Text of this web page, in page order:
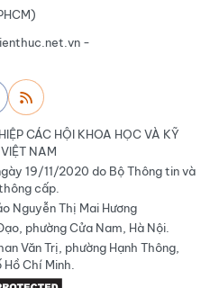
-
CÁC HỘI KHOA HỌC VÀ KỸ
NAM
19/11/2020 do Bộ Thông tin và
cấp.
Nguyễn Thị Mai Hương
phường Cửa Nam, Hà Nội.
Văn Trị, phường Hạnh Thông,
Chí Minh.